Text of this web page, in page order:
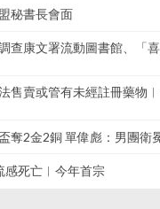
秘書長會面
查康文署流動圖書館、「
售賣或管有未經註冊藥物
奪2金2銅 單偉彪：男團衛
感死亡︱今年首宗